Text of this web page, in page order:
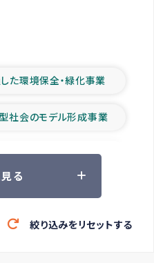
た環境保全・緑化事業
社会のモデル形成事業
加者の声
の時代
る
絞り込みをリセットする